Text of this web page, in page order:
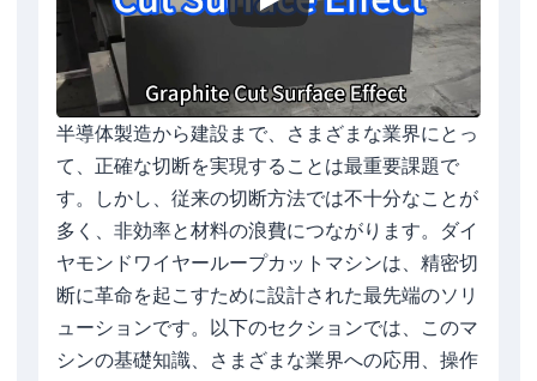
半導体製造から建設まで、さまざまな業界にとっ
て、正確な切断を実現することは最重要課題で
す。しかし、従来の切断方法では不十分なことが
多く、非効率と材料の浪費につながります。ダイ
ヤモンドワイヤーループカットマシンは、精密切
断に革命を起こすために設計された最先端のソリ
ューションです。以下のセクションでは、このマ
シンの基礎知識、さまざまな業界への応用、操作